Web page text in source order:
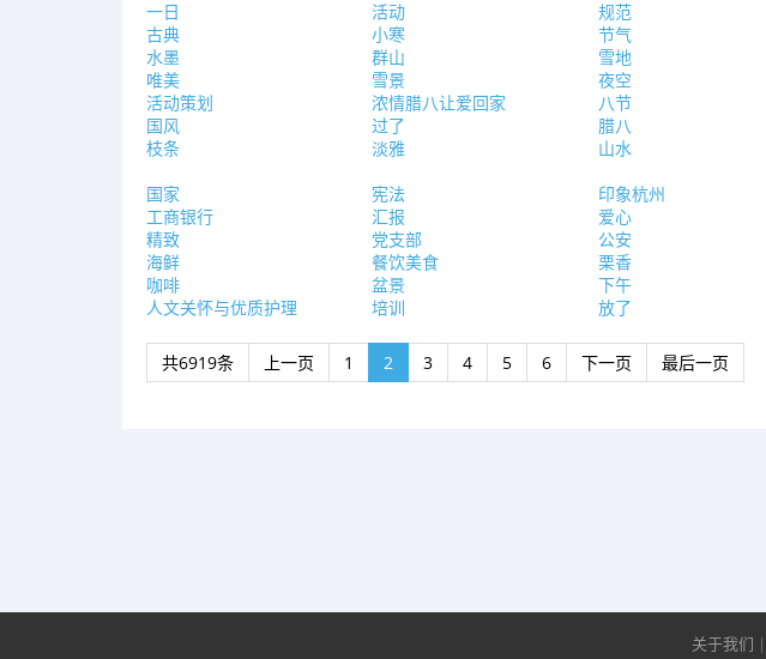
一日
活动 规范
古典
小寒 节气
水墨
群山 雪地
唯美
雪景 夜空
活动策划
浓情腊八让爱回家 八节
国风
过了 腊八
枝条
淡雅 山水
国家
宪法 印象杭州
工商银行
汇报 爱心
精致
党支部 公安
海鲜
餐饮美食 栗香
咖啡
盆景 下午
人文关怀与优质护理
培训 放了
共6919条 上一页 1 2 3 4 5 6 下一页 最后一页
关于我们 |